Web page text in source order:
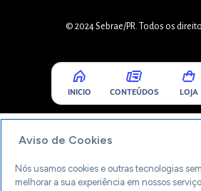
© 2024 Sebrae/PR. Todos os
INICIO CONTEÚDOS LOJA
Aviso de Cookies
Nós usamos cookies e outras tecnologias
melhorar a sua experiência em nossos